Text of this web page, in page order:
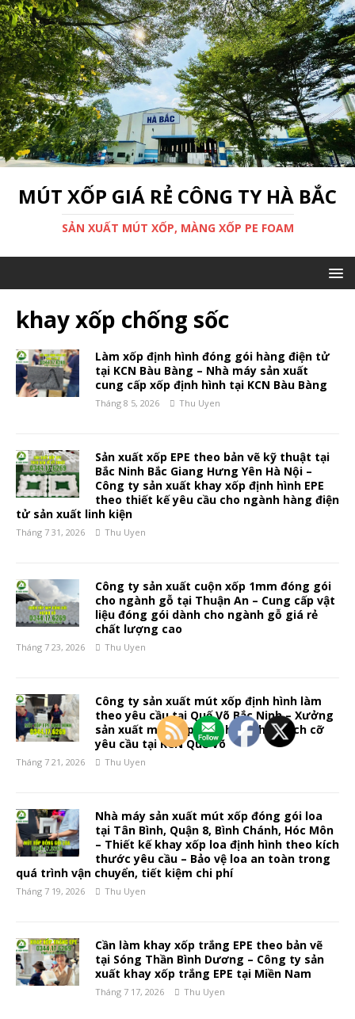
MÚT XỐP GIÁ RẺ CÔNG TY HÀ BẮC
SẢN XUẤT MÚT XỐP, MÀNG XỐP PE FOAM
khay xốp chống sốc
Làm xốp định hình đóng gói hàng điện tử
tại KCN Bàu Bàng – Nhà máy sản xuất
cung cấp xốp định hình tại KCN Bàu Bàng
Tháng 8 5, 2026 Thu Uyen
Sản xuất xốp EPE theo bản vẽ kỹ thuật tại
Bắc Ninh Bắc Giang Hưng Yên Hà Nội –
Công ty sản xuất khay xốp định hình EPE
theo thiết kế yêu cầu cho ngành hàng điện
tử sản xuất linh kiện
Tháng 7 31, 2026 Thu Uyen
Công ty sản xuất cuộn xốp 1mm đóng gói
cho ngành gỗ tại Thuận An – Cung cấp vật
liệu đóng gói dành cho ngành gỗ giá rẻ
chất lượng cao
Tháng 7 23, 2026 Thu Uyen
Công ty sản xuất mút xốp định hình làm
theo yêu cầu tại Quế Võ Bắc Ninh – Xưởng
sản xuất mút xốp định hình theo kích cỡ
yêu cầu tại KCN Quế Võ
Tháng 7 21, 2026 Thu Uyen
Nhà máy sản xuất mút xốp đóng gói loa
tại Tân Bình, Quận 8, Bình Chánh, Hóc Môn
– Thiết kế khay xốp loa định hình theo kích
thước yêu cầu – Bảo vệ loa an toàn trong
quá trình vận chuyển, tiết kiệm chi phí
Tháng 7 19, 2026 Thu Uyen
Cần làm khay xốp trắng EPE theo bản vẽ
tại Sóng Thần Bình Dương – Công ty sản
xuất khay xốp trắng EPE tại Miền Nam
Tháng 7 17, 2026 Thu Uyen